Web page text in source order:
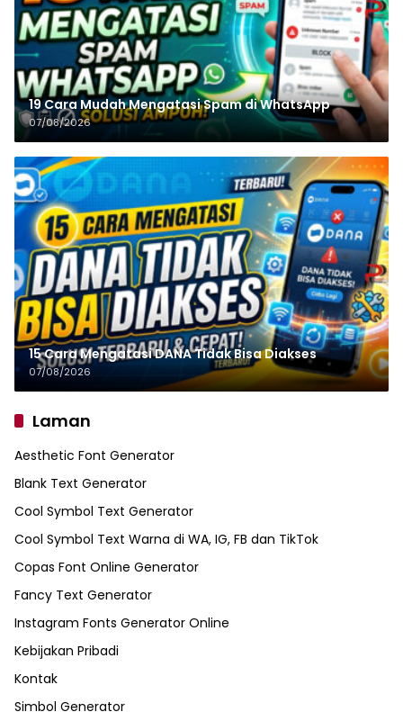
19 Cara Mudah Mengatasi Spam di WhatsApp
07/08/2026
15 Cara Mengatasi DANA Tidak Bisa Diakses
07/08/2026
Laman
Aesthetic Font Generator
Blank Text Generator
Cool Symbol Text Generator
Cool Symbol Text Warna di WA, IG, FB dan TikTok
Copas Font Online Generator
Fancy Text Generator
Instagram Fonts Generator Online
Kebijakan Pribadi
Kontak
Simbol Generator